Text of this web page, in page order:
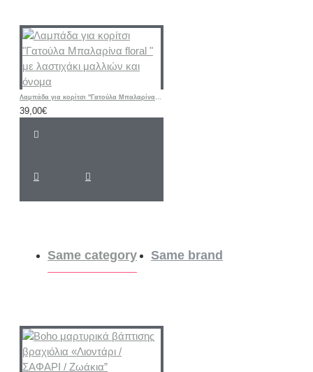
Λαμπάδα για κορίτσι "Γατούλα Μπαλαρίνα floral " με λαστιχάκι μαλλιών και όνομα
39,00€
Same category Same brand